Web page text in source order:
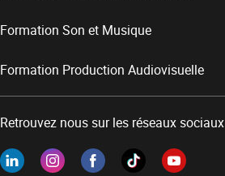
Formation Son et Musique
Formation Production Audiovisuelle
Retrouvez nous sur les réseaux sociaux